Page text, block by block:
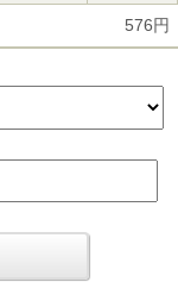
576円